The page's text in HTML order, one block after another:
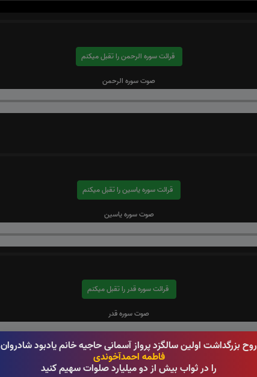
روح بزرگداشت اولین سالگزد پرواز آسمانی حاجیه خانم یادبود شادروان
فاطمه احمدآخوندی
را در ثواب بیش از دو میلیارد صلوات سهیم کنید
قرائت سوره الرحمن را تقبل میکنم
صوت سوره الرحمن
قرائت سوره یاسین را تقبل میکنم
صوت سوره یاسین
قرائت سوره قدر را تقبل میکنم
صوت سوره قدر